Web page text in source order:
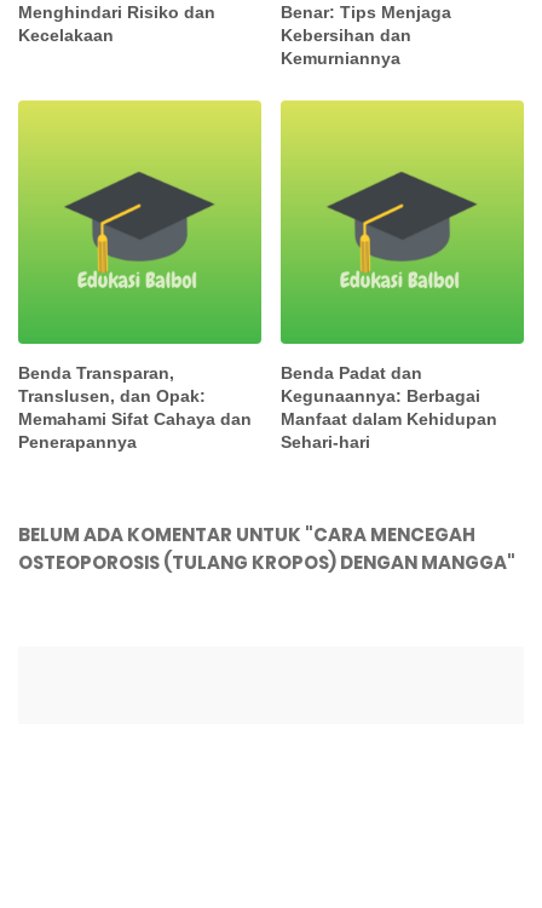
Menghindari Risiko dan
Kecelakaan
Benar: Tips Menjaga
Kebersihan dan
Kemurniannya
Benda Transparan,
Translusen, dan Opak:
Memahami Sifat Cahaya dan
Penerapannya
Benda Padat dan
Kegunaannya: Berbagai
Manfaat dalam Kehidupan
Sehari-hari
BELUM ADA KOMENTAR UNTUK "CARA MENCEGAH
OSTEOPOROSIS (TULANG KROPOS) DENGAN MANGGA"